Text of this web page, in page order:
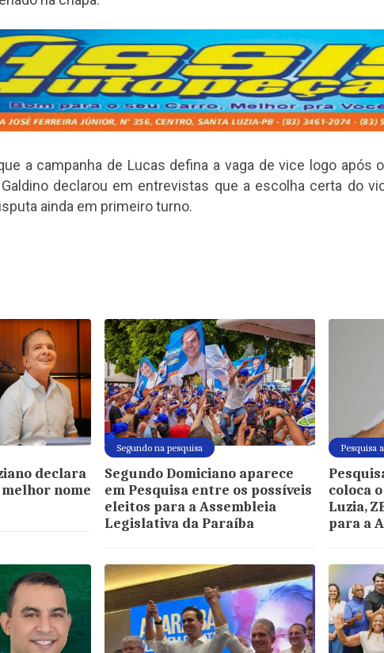
a campanha de Lucas defina a vaga de vice logo após
declarou em entrevistas que a escolha certa do
ainda em primeiro turno.
declara
melhor nome
Segundo na pesquisa
Segundo Domiciano aparece
em Pesquisa entre os possíveis
eleitos para a Assembleia
Legislativa da Paraíba
Pesquisa
coloca
Luzia,
para a